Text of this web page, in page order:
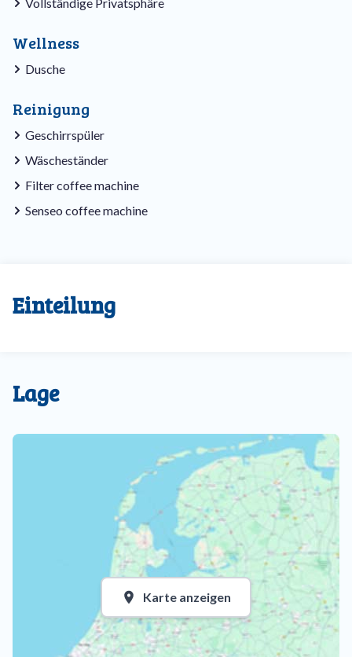
Wellness
Dusche
Reinigung
Geschirrspüler
Wäscheständer
Filter coffee machine
Senseo coffee machine
Einteilung
Lage
Karte anzeigen